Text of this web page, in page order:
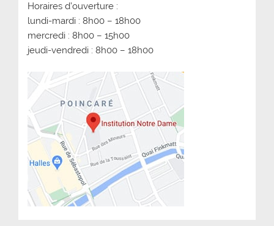
Horaires d’ouverture :
lundi-mardi : 8h00 – 18h00
mercredi : 8h00 – 15h00
jeudi-vendredi : 8h00 – 18h00